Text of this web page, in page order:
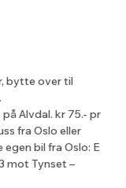
bytte over til
Alvdal. kr 75.- pr
fra Oslo eller
bil fra Oslo: E
mot Tynset –